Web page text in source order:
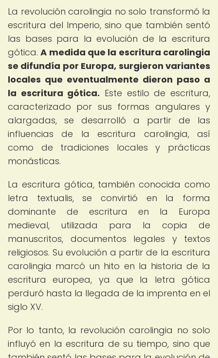
La revolución carolingia no solo transformó la
escritura del Imperio, sino que también sentó
las bases para la evolución de la escritura
gótica.A medida que la escritura carolingia
se difundía por Europa, surgieron variantes
locales que eventualmente dieron paso a
la escritura gótica. Este estilo de escritura,
caracterizado por sus formas angulares y
alargadas, se desarrolló a partir de las
influencias de la escritura carolingia, así
como de tradiciones locales y prácticas
monásticas.
La escritura gótica, también conocida como
letra textualis, se convirtió en la forma
dominante de escritura en la Europa
medieval, utilizada para la copia de
manuscritos, documentos legales y textos
religiosos. Su evolución a partir de la escritura
carolingia marcó un hito en la historia de la
escritura europea, ya que la letra gótica
perduró hasta la llegada de la imprenta en el
siglo XV.
Por lo tanto, la revolución carolingia no solo
influyó en la escritura de su tiempo, sino que